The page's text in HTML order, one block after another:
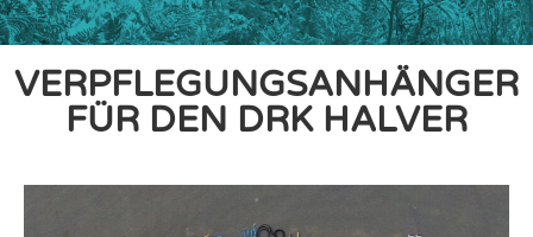
VERPFLEGUNGSANHÄNGER
FÜR DEN DRK HALVER